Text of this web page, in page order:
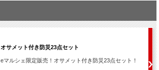
オサメット付き防災23点セット
eマルシェ限定販売！オサメット付き防災23点セット！